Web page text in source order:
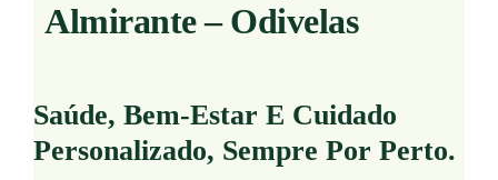
Almirante – Odivelas
Saúde, Bem-Estar E Cuidado
Personalizado, Sempre Por Perto.